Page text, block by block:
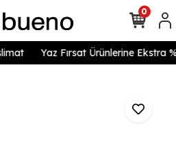
Yaz Fırsat Ürünlerine Ekstra
0